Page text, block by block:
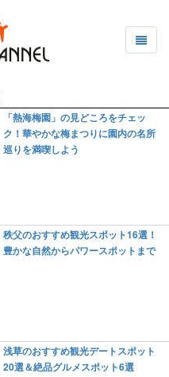
「熱海梅園」の見どころをチェッ
ク！華やかな梅まつりに園内の名所
巡りを満喫しよう
秩父のおすすめ観光スポット16選！
豊かな自然からパワースポットまで
浅草のおすすめ観光デートスポット
20選＆絶品グルメスポット6選